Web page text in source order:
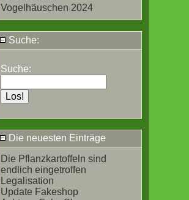
Vogelhäuschen 2024
Suche:
Suche:
Die neuesten Einträge
Die Pflanzkartoffeln sind
endlich eingetroffen
Legalisation
Update Fakeshop